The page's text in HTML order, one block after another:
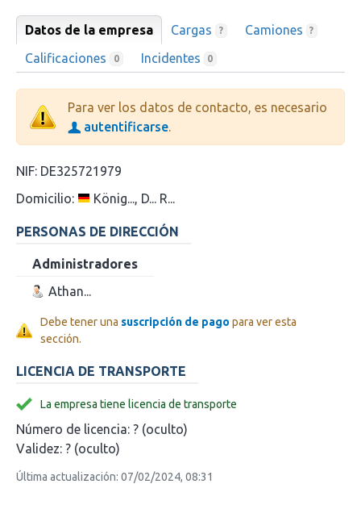
Datos de la empresa Cargas ? Camiones ?
Calificaciones 0 Incidentes 0
Para ver los datos de contacto, es necesario
autentificarse
NIF: DE325721979
Domicilio:
König..., D... R...
PERSONAS DE DIRECCIÓN
Administradores
Athan...
Debe tener una suscripción de pago para ver esta
sección.
LICENCIA DE TRANSPORTE
La empresa tiene licencia de transporte
Número de licencia: ? (oculto)
Validez: ? (oculto)
Última actualización: 07/02/2024, 08:31